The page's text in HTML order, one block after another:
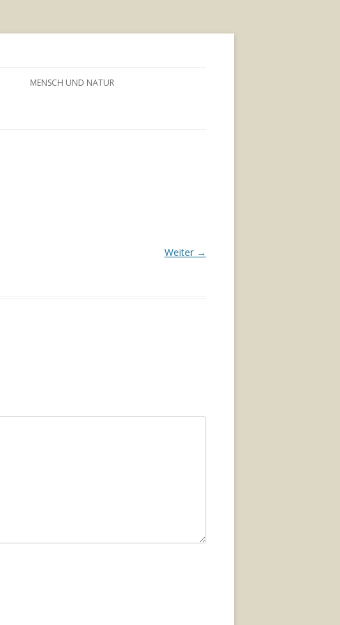
MENSCH UND NATUR
Weiter →